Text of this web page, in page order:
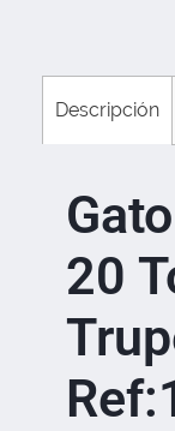
Descripción
20